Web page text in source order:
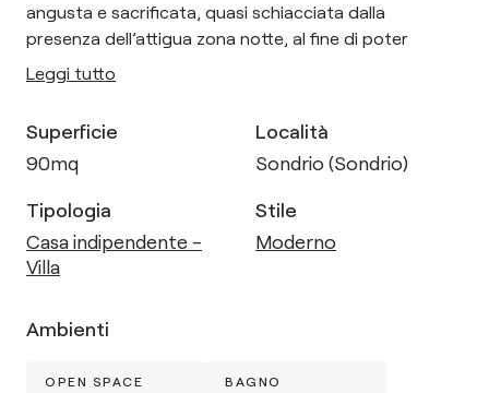
angusta e sacrificata, quasi schiacciata dalla
presenza dell’attigua zona notte, al fine di poter
Leggi tutto
Superficie
90mq
Località
Sondrio (Sondrio)
Tipologia
Casa indipendente -
Villa
Stile
Moderno
Ambienti
OPEN SPACE BAGNO